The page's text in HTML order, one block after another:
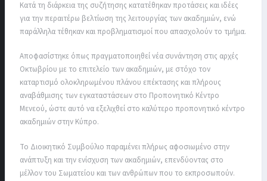
Κατά τη διάρκεια της συζήτησης κατατέθηκαν προτάσεις και ιδέες
για την περαιτέρω βελτίωση της λειτουργίας των ακαδημιών, ενώ
παράλληλα τέθηκαν και προβληματισμοί που απασχολούν το τμήμα.
Αποφασίστηκε όπως πραγματοποιηθεί νέα συνάντηση στις αρχές
Οκτωβρίου με το επιτελείο των ακαδημιών, με στόχο τον
καταρτισμό ολοκληρωμένου πλάνου επέκτασης και πλήρους
αναβάθμισης των εγκαταστάσεων στο Προπονητικό Κέντρο
Μενεού, ώστε αυτό να εξελιχθεί στο καλύτερο προπονητικό κέντρο
ακαδημιών στην Κύπρο.
Το Διοικητικό Συμβούλιο παραμένει πλήρως αφοσιωμένο στην
ανάπτυξη και την ενίσχυση των ακαδημιών, επενδύοντας στο
μέλλον του Σωματείου και των ανθρώπων που το εκπροσωπούν.